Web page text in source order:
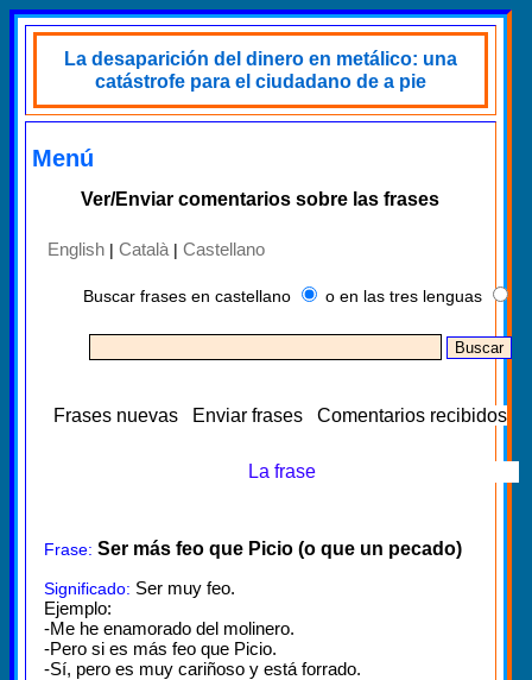
La desaparición del dinero en metálico: una
catástrofe para el ciudadano de a pie
Menú
Ver/Enviar comentarios sobre las frases
English | Català | Castellano
Buscar frases en castellano o en las tres lenguas
Frases nuevas Enviar frases Comentarios recibidos
La frase
Frase: Ser más feo que Picio (o que un pecado)
Significado: Ser muy feo.
Ejemplo:
-Me he enamorado del molinero.
-Pero si es más feo que Picio.
-Sí, pero es muy cariñoso y está forrado.